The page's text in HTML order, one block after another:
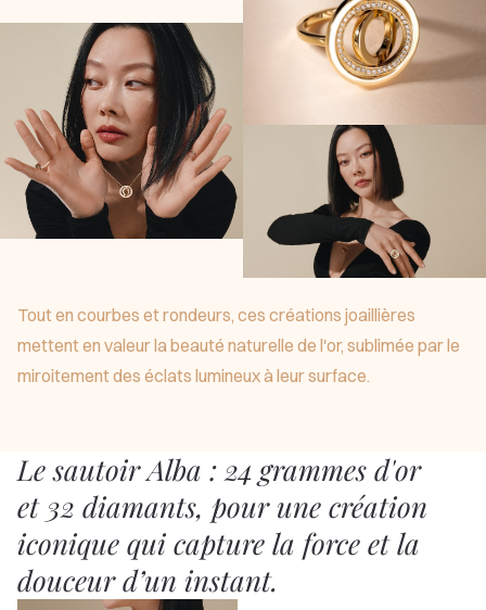
Tout en courbes et rondeurs, ces créations joaillières
mettent en valeur la beauté naturelle de l'or, sublimée par le
miroitement des éclats lumineux à leur surface.
Le sautoir Alba : 24 grammes d'or
et 32 diamants, pour une création
iconique qui capture la force et la
douceur d’un instant.